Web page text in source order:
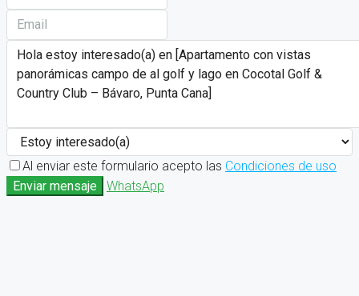
Al enviar este formulario acepto las Condiciones de uso
Enviar mensaje
WhatsApp